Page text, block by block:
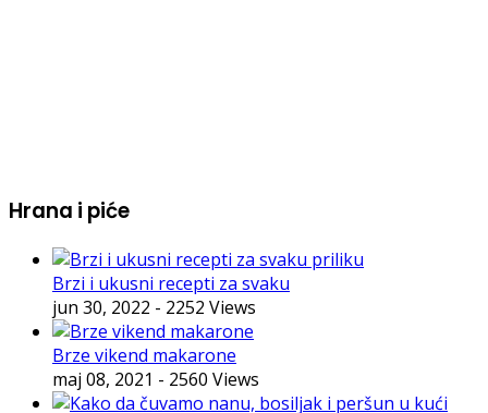
Hrana i piće
Brzi i ukusni recepti za svaku
jun 30, 2022 - 2252 Views
Brze vikend makarone
maj 08, 2021 - 2560 Views